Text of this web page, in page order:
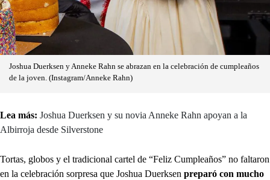
Joshua Duerksen y Anneke Rahn se abrazan en la celebración de cumpleaños
de la joven. (Instagram/Anneke Rahn)
Lea más: Joshua Duerksen y su novia Anneke Rahn apoyan a la
Albirroja desde Silverstone
Tortas, globos y el tradicional cartel de “Feliz Cumpleaños” no faltaron
en la celebración sorpresa que Joshua Duerksen preparó con mucho